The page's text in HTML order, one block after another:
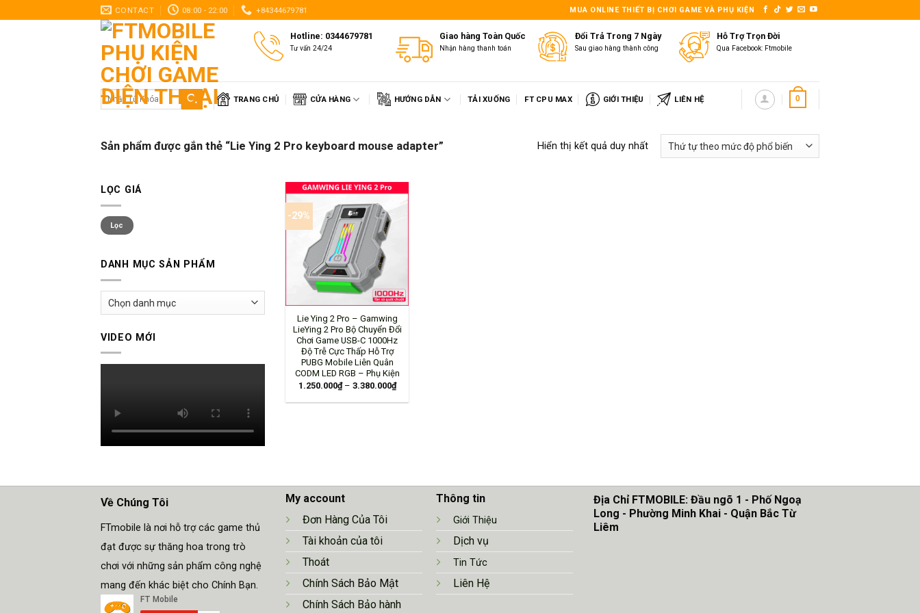
to
CONTACT 08:00 - 22:00 +84344679781 MUA ONLINE THIẾT BỊ CHƠI GAME VÀ PHỤ KIỆN
Hotline: 0344679781
Tư vấn 24/24
Giao hàng Toàn Quốc
Nhận hàng thanh toán
Đổi Trả Trong 7 Ngày
Sau giao hàng thành công
Hỗ Trợ Trọn Đời
Qua Facebook: Ftmobile
Tìm
kiếm:
TRANG CHỦ CỬA HÀNG HƯỚNG DẪN TẢI XUỐNG FT CPU MAX GIỚI THIỆU LIÊN HỆ 0
Sản phẩm được gắn thẻ “Lie Ying 2 Pro keyboard mouse adapter” Hiển thị kết quả duy nhất
LỌC GIÁ
Giá
thấp
nhất
Giá
cao
nhất
Lọc
DANH MỤC SẢN PHẨM
VIDEO MỚI
-29%
Lie Ying 2 Pro – Gamwing
LieYing 2 Pro Bộ Chuyển Đổi
Chơi Game USB-C 1000Hz
Độ Trễ Cực Thấp Hỗ Trợ
PUBG Mobile Liên Quân
CODM LED RGB – Phụ Kiện
1.250.000₫– 3.380.000₫
Về Chúng Tôi
FTmobile là nơi hỗ trợ các game thủ
đạt được sự thăng hoa trong trò
chơi với những sản phẩm công nghệ
mang đến khác biệt cho Chính Bạn.
My account
Đơn Hàng Của Tôi
Tài khoản của tôi
Thoát
Chính Sách Bảo Mật
Chính Sách Bảo hành
Thông tin
Giới Thiệu
Dịch vụ
Tin Tức
Liên Hệ
Địa Chỉ FTMOBILE: Đầu ngõ 1 - Phố Ngoạ
Long - Phường Minh Khai - Quận Bắc Từ
Liêm